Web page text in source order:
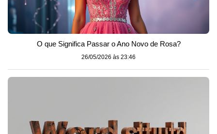
O que Significa Passar o Ano Novo de Rosa?
26/05/2026 às 23:46